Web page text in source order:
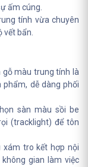
ấm cúng.
tính vừa chuyên
bẩn.
gỗ màu trung tính là
dễ dàng phối
sàn màu sồi be
(tracklight) để tôn
xám tro kết hợp nội
gian làm việc